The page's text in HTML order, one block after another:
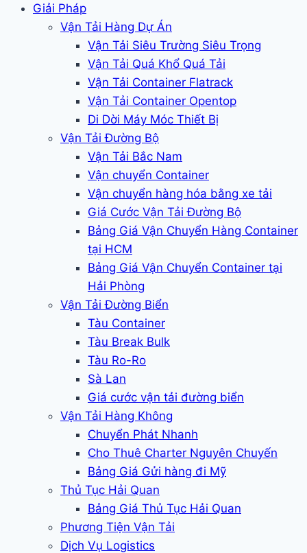
Giải Pháp
Vận Tải Hàng Dự Án
Vận Tải Siêu Trường Siêu Trọng
Vận Tải Quá Khổ Quá Tải
Vận Tải Container Flatrack
Vận Tải Container Opentop
Di Dời Máy Móc Thiết Bị
Vận Tải Đường Bộ
Vận Tải Bắc Nam
Vận chuyển Container
Vận chuyển hàng hóa bằng xe tải
Giá Cước Vận Tải Đường Bộ
Bảng Giá Vận Chuyển Hàng Container
tại HCM
Bảng Giá Vận Chuyển Container tại
Hải Phòng
Vận Tải Đường Biển
Tàu Container
Tàu Break Bulk
Tàu Ro-Ro
Sà Lan
Giá cước vận tải đường biển
Vận Tải Hàng Không
Chuyển Phát Nhanh
Cho Thuê Charter Nguyên Chuyến
Bảng Giá Gửi hàng đi Mỹ
Thủ Tục Hải Quan
Bảng Giá Thủ Tục Hải Quan
Phương Tiện Vận Tải
Dịch Vụ Logistics